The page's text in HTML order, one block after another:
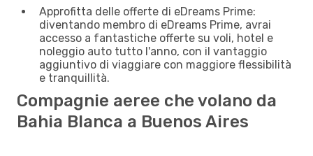
Approfitta delle offerte di eDreams Prime:
diventando membro di eDreams Prime, avrai
accesso a fantastiche offerte su voli, hotel e
noleggio auto tutto l'anno, con il vantaggio
aggiuntivo di viaggiare con maggiore flessibilità
e tranquillità.
Compagnie aeree che volano da
Bahia Blanca a Buenos Aires